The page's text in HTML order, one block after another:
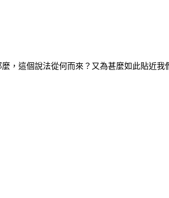
麼，這個說法從何而來？又為甚麼如此貼近我